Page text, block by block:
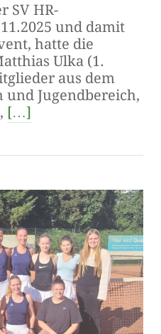
SV HR-
und damit
hatte die
Ulka (1.
aus dem
und Jugendbereich,
[…]